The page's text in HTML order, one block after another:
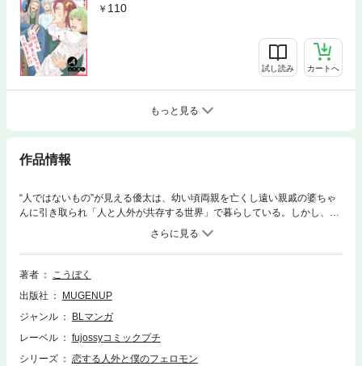
110
試し読み カートへ
もっと見る
作品情報
“人ではないもの”が見える優太は、幼い頃両親を亡くし遠い親戚の婆ちゃ
んに引き取られ「人と人外が共存する世界」で暮らしている。しかし、優
太には人外を惹き寄せる特別なフェロモンがあった…！「優太…私のつが
いにならないか？」白蛇と名乗る美形男子に求婚されちゃって!?BL投稿サ
イト【fujossy】で大人気の「人外フェロモン」を大幅加筆修正！優太を取
り巻く人間VS人外の、長編ラブ・ファンタジーBL☆
著者
こうぼく
出版社
MUGENUP
ジャンル
BLマンガ
レーベル
fujossyコミックプチ
シリーズ
恋する人外と僕のフェロモン